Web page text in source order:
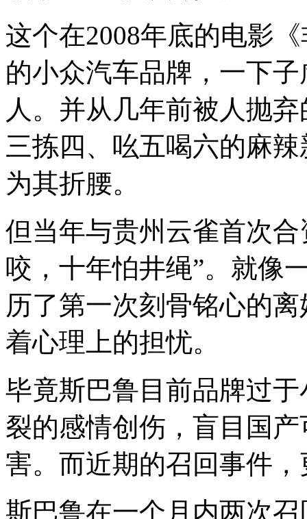
这个在2008年底的电影
的小众汽车品牌，一下
人。并从几年前被人抛
三拣四、吆五喝六的麻
为其折腰。
但当年与贵州云雀首次
咬，十年怕井绳”。就像
历了第一次刻骨铭心的
着心理上的担忧。
毕竟斯巴鲁目前品牌过
裂的感情创伤，盲目国
害。而近期的召回事件
斯巴鲁在一个月内两次